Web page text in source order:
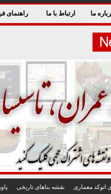
ما ارتباط با ما راهنمای
اتوکد معماری نقشه بناهای تاريخی